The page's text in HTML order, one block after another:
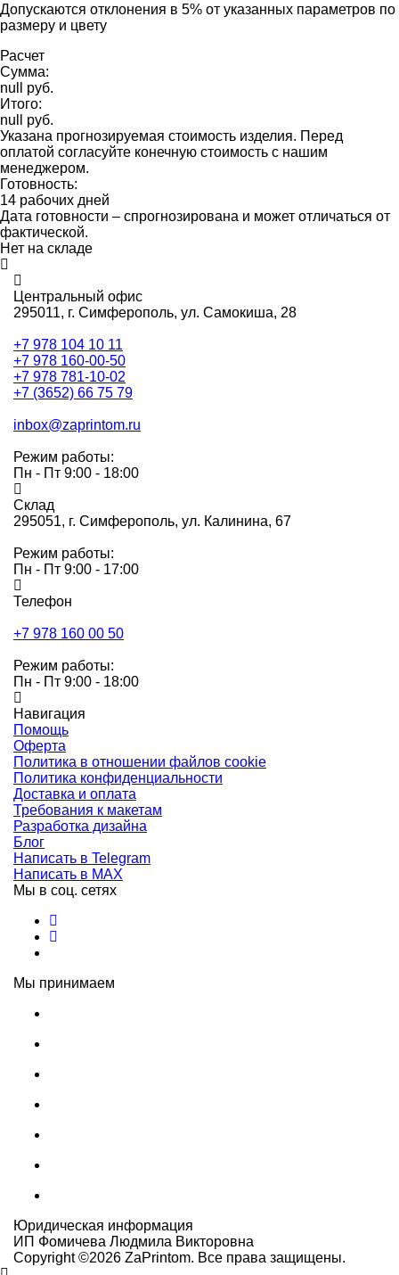
Допускаются отклонения в 5% от указанных параметров по
размеру и цвету
Расчет
Сумма:
null руб.
Итого:
null руб.
Указана прогнозируемая стоимость изделия. Перед
оплатой согласуйте конечную стоимость с нашим
менеджером.
Готовность:
14 рабочих дней
Дата готовности – спрогнозирована и может отличаться от
фактической.
Нет на складе
Центральный офис
295011, г. Симферополь, ул. Самокиша, 28
+7 978 104 10 11
+7 978 160-00-50
+7 978 781-10-02
+7 (3652) 66 75 79
inbox@zaprintom.ru
Режим работы:
Пн - Пт 9:00 - 18:00
Склад
295051, г. Симферополь, ул. Калинина, 67
Режим работы:
Пн - Пт 9:00 - 17:00
Телефон
+7 978 160 00 50
Режим работы:
Пн - Пт 9:00 - 18:00
Навигация
Помощь
Оферта
Политика в отношении файлов cookie
Политика конфиденциальности
Доставка и оплата
Требования к макетам
Разработка дизайна
Блог
Написать в Telegram
Написать в MAX
Мы в соц. сетях
Мы принимаем
Юридическая информация
ИП Фомичева Людмила Викторовна
Copyright ©2026 ZaPrintom. Все права защищены.